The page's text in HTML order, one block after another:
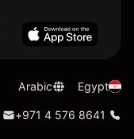
Egypt
Arabic
+971 4 576 8641